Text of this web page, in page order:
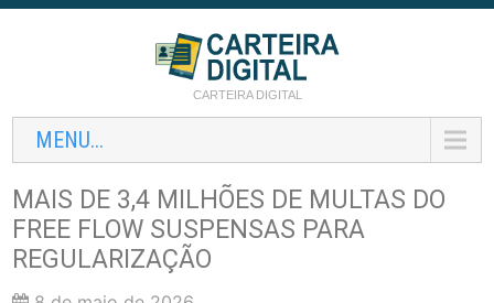
CARTEIRA DIGITAL
MENU...
MAIS DE 3,4 MILHÕES DE MULTAS DO
FREE FLOW SUSPENSAS PARA
REGULARIZAÇÃO